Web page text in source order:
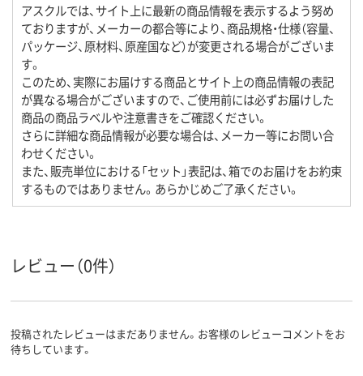
アスクルでは、サイト上に最新の商品情報を表示するよう努め
ておりますが、メーカーの都合等により、商品規格・仕様（容量、
パッケージ、原材料、原産国など）が変更される場合がございま
す。
このため、実際にお届けする商品とサイト上の商品情報の表記
が異なる場合がございますので、ご使用前には必ずお届けした
商品の商品ラベルや注意書きをご確認ください。
さらに詳細な商品情報が必要な場合は、メーカー等にお問い合
わせください。
また、販売単位における「セット」表記は、箱でのお届けをお約束
するものではありません。あらかじめご了承ください。
レビュー（0件）
投稿されたレビューはまだありません。お客様のレビューコメントをお
待ちしています。